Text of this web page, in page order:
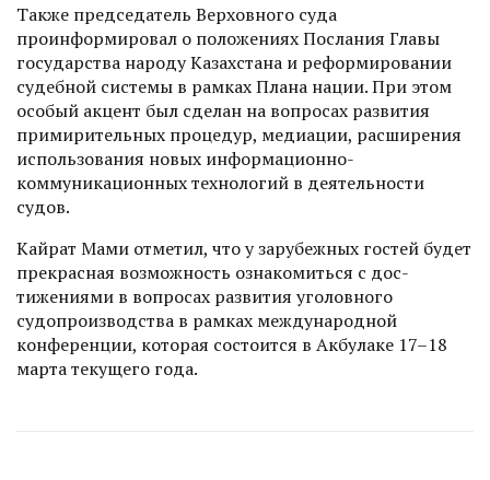
Также председатель Верховного суда
проинформировал о положениях Послания Главы
государства народу Казахстана и реформировании
судебной системы в рамках Плана нации. При этом
особый акцент был сделан на вопросах развития
примирительных процедур, медиации, расширения
использования новых информационно-
коммуникационных технологий в деятельности
судов.
Кайрат Мами отметил, что у зарубежных гостей будет
прекрасная возможность ознакомиться с дос­
тижениями в вопросах развития уголовного
судопроизводства в рамках международной
конференции, которая состоится в Акбулаке 17–18
марта текущего года.